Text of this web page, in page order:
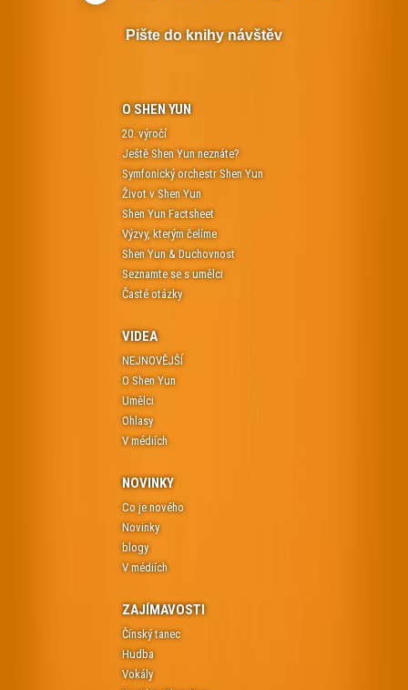
O SHEN YUN
20. výročí
Ještě Shen Yun neznáte?
Symfonický orchestr Shen Yun
Život v Shen Yun
Shen Yun Factsheet
Výzvy, kterým čelíme
Shen Yun & Duchovnost
Seznamte se s umělci
Časté otázky
VIDEA
NEJNOVĚJŠÍ
O Shen Yun
Umělci
Ohlasy
V médiích
NOVINKY
Co je nového
Novinky
blogy
V médiích
ZAJÍMAVOSTI
Čínský tanec
Hudba
Vokály
Pište do knihy návštěv